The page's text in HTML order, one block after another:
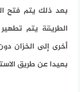
بعد ذلك يتم فتح
الطريقة يتم
أخرى إلى الخزان
بعيدا عن طريق